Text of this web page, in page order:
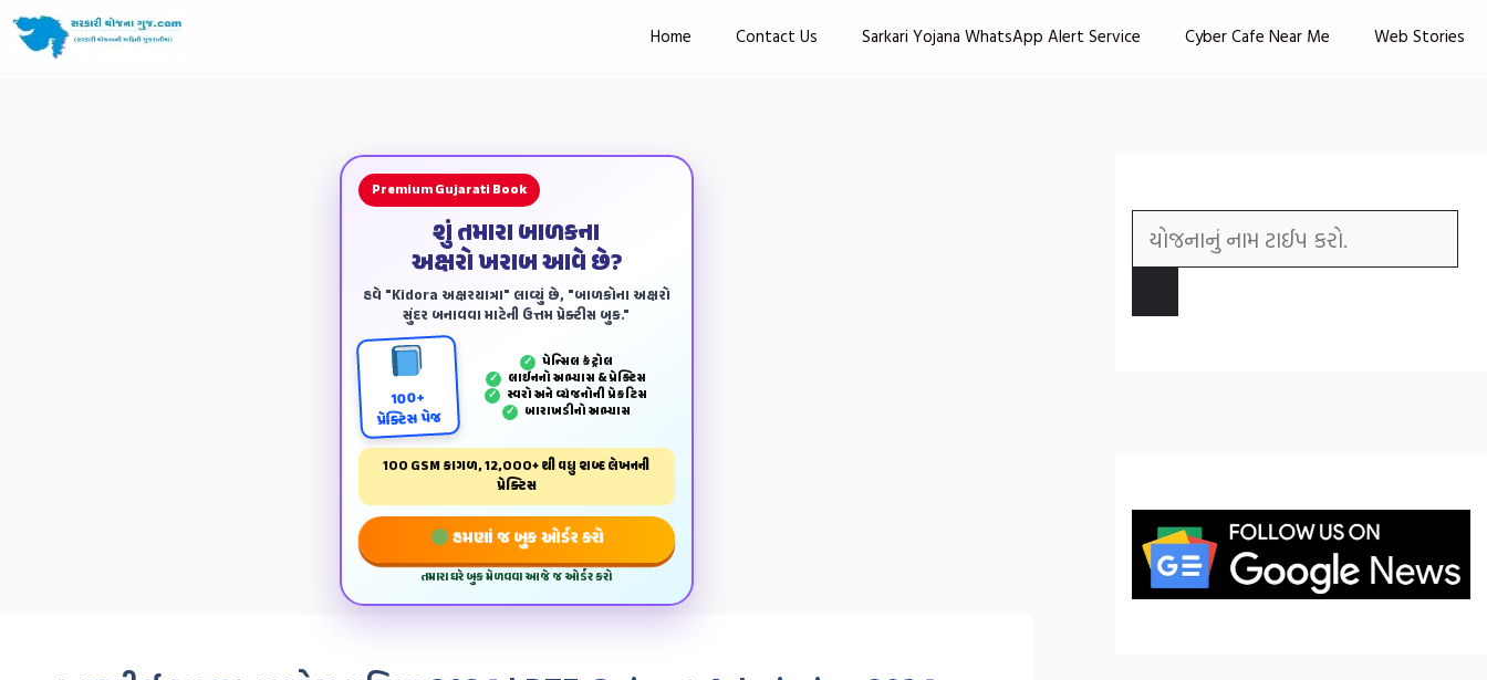
Home Contact Us Sarkari Yojana WhatsApp Alert Service Cyber Cafe Near Me Web Stories
Premium Gujarati Book
શું તમારા બાળકના
અક્ષરો ખરાબ આવે છે?
હવે "Kidora અક્ષરયાત્રા" લાવ્યું છે, "બાળકોના અક્ષરો
સુંદર બનાવવા માટેની ઉત્તમ પ્રેક્ટીસ બુક."
100+
પ્રેક્ટિસ પેજ
✓ પેન્‍સિલ કંટ્રોલ
✓ લાઈનનો અભ્યાસ & પ્રેક્ટિસ
✓ સ્વરો અને વ્યંજનોની પ્રેકટિસ
✓ બારાખડીનો અભ્યાસ
100 GSM કાગળ, 12,000+ થી વધુ શબ્દ લેખનની
પ્રેક્ટિસ
હમણાં જ બુક ઓર્ડર કરો
તમારા ઘરે બુક મેળવવા આજે જ ઓર્ડર કરો